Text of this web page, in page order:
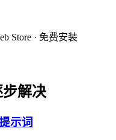
Store · 免费安装
解决
示词